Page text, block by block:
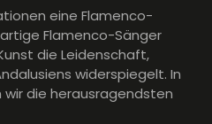
eine Flamenco-
Flamenco-Sänger
die Leidenschaft,
widerspiegelt. In
die herausragendsten